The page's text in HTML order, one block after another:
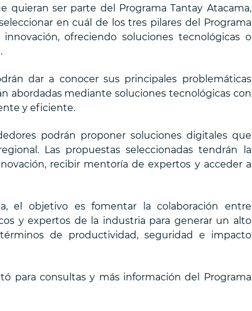
quieran ser parte del Programa Tantay Atacama,
en cuál de los tres pilares del Programa
ofreciendo soluciones tecnológicas o
dar a conocer sus principales problemáticas
abordadas mediante soluciones tecnológicas con
y eficiente.
podrán proponer soluciones digitales que
Las propuestas seleccionadas tendrán la
recibir mentoría de expertos y acceder a
el objetivo es fomentar la colaboración entre
y expertos de la industria para generar un alto
de productividad, seguridad e impacto
para consultas y más información del Programa